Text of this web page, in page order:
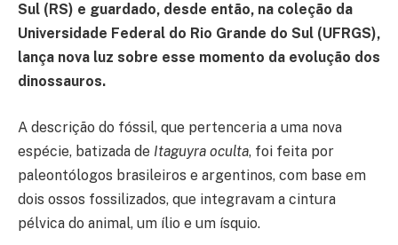
Sul (RS) e guardado, desde então, na coleção da
Universidade Federal do Rio Grande do Sul (UFRGS),
lança nova luz sobre esse momento da evolução dos
dinossauros.
A descrição do fóssil, que pertenceria a uma nova
espécie, batizada de Itaguyra oculta, foi feita por
paleontólogos brasileiros e argentinos, com base em
dois ossos fossilizados, que integravam a cintura
pélvica do animal, um ílio e um ísquio.